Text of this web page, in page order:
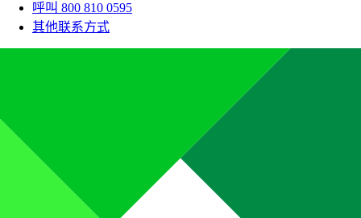
呼叫 800 810 0595
其他联系方式